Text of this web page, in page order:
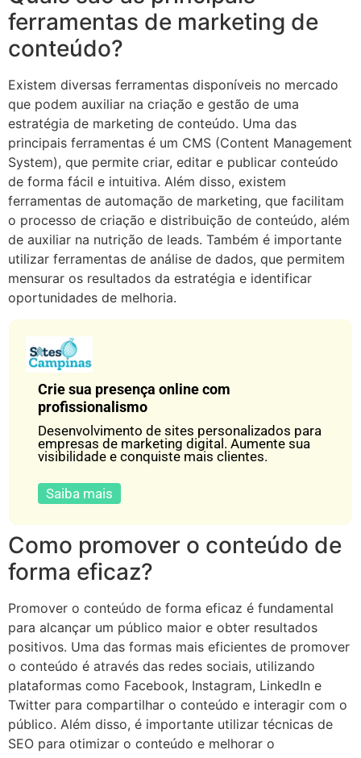
ferramentas de marketing de
conteúdo?
Existem diversas ferramentas disponíveis no mercado
que podem auxiliar na criação e gestão de uma
estratégia de marketing de conteúdo. Uma das
principais ferramentas é um CMS (Content Management
System), que permite criar, editar e publicar conteúdo
de forma fácil e intuitiva. Além disso, existem
ferramentas de automação de marketing, que facilitam
o processo de criação e distribuição de conteúdo, além
de auxiliar na nutrição de leads. Também é importante
utilizar ferramentas de análise de dados, que permitem
mensurar os resultados da estratégia e identificar
oportunidades de melhoria.
Crie sua presença online com
profissionalismo
Desenvolvimento de sites personalizados para
empresas de marketing digital. Aumente sua
visibilidade e conquiste mais clientes.
Saiba mais
Como promover o conteúdo de
forma eficaz?
Promover o conteúdo de forma eficaz é fundamental
para alcançar um público maior e obter resultados
positivos. Uma das formas mais eficientes de promover
o conteúdo é através das redes sociais, utilizando
plataformas como Facebook, Instagram, LinkedIn e
Twitter para compartilhar o conteúdo e interagir com o
público. Além disso, é importante utilizar técnicas de
SEO para otimizar o conteúdo e melhorar o